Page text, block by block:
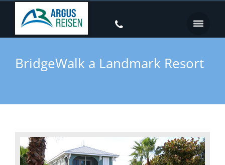
BridgeWalk a Landmark Resort